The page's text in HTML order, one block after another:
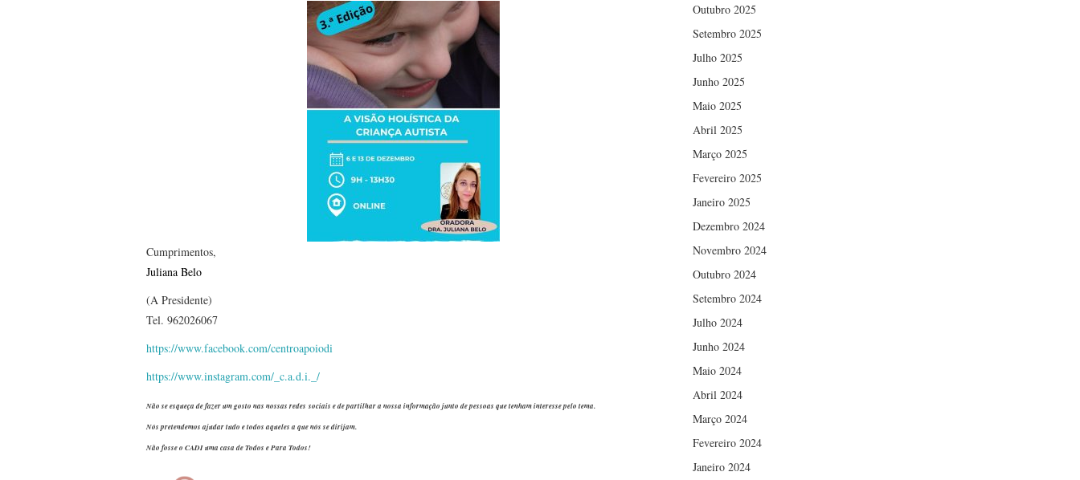
Cumprimentos,
Juliana Belo
(A Presidente)
Tel. 962026067
https://www.facebook.com/centroapoiodi
https://www.instagram.com/_c.a.d.i._/
Não se esqueça de fazer um gosto nas nossas redes sociais e de partilhar a nossa informação junto de pessoas que tenham interesse pelo tema.
Nós pretendemos ajudar tudo e todos aqueles a que nós se dirijam.
Não fosse o CADI uma casa de Todos e Para Todos!
Outubro 2025
Setembro 2025
Julho 2025
Junho 2025
Maio 2025
Abril 2025
Março 2025
Fevereiro 2025
Janeiro 2025
Dezembro 2024
Novembro 2024
Outubro 2024
Setembro 2024
Julho 2024
Junho 2024
Maio 2024
Abril 2024
Março 2024
Fevereiro 2024
Janeiro 2024